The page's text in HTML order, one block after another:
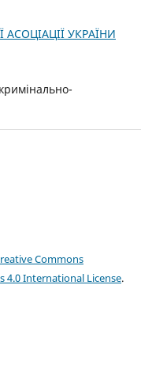
АСОЦІАЦІЇ УКРАЇНИ
Commons
4.0 International License.